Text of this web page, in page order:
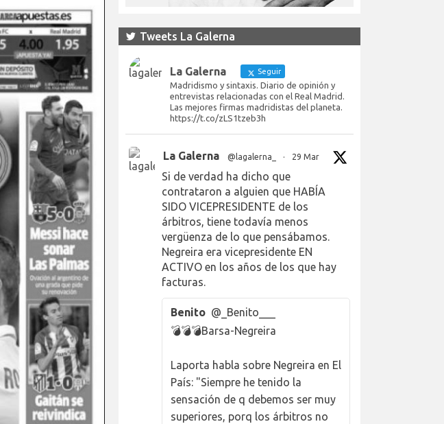
Tweets La Galerna
La Galerna Seguir
Madridismo y sintaxis. Diario de opinión y
entrevistas relacionadas con el Real Madrid.
Las mejores firmas madridistas del planeta.
https://t.co/zLS1tzeb3h
La Galerna @lagalerna_ · 29 Mar
Si de verdad ha dicho que
contrataron a alguien que HABÍA
SIDO VICEPRESIDENTE de los
árbitros, tiene todavía menos
vergüenza de lo que pensábamos.
Negreira era vicepresidente EN
ACTIVO en los años de los que hay
facturas.
Benito @_Benito___
💣💣💣Barsa-Negreira
Laporta habla sobre Negreira en El
País: "Siempre he tenido la
sensación de q debemos ser muy
superiores, porq los árbitros no